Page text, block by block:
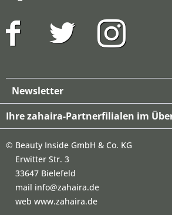
Newsletter
Ihre zahaira-Partnerfilialen im
© Beauty Inside GmbH & Co. KG
Erwitter Str. 3
33647 Bielefeld
mail info@zahaira.de
web www.zahaira.de